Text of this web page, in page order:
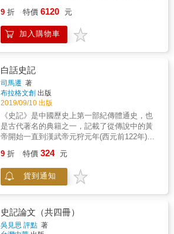
家」，共計有一百篇。內容記載上自西漢高祖
元年（前206年）至新朝地皇四年（23年）共
230年歷史。《漢書》語言莊嚴工整，多用排
傳體的斷代史均仿照其體例。 & 本書特色 & 1.
(即漢書)中國古代歷史著作，東漢班固所著，是
中國第一部紀傳體斷代史。 & 2. 《漢書》語言
莊嚴工整，多用排偶，遣辭造句典雅遠奧，與
《史記》平暢的口語化文字形成鮮明對照。此
書一出，後纂修紀傳體的斷代史均仿照其體
例。 &
9 折 特價 6120 元
加入購物車
白話史記
司馬遷 著
布拉格文創 出版
2019/09/10 出版
《史記》是中國歷史上第一部紀傳體通史，也
是古代著名的典籍之一，記載了從傳說中的黃
帝開始一直到漢武帝元狩元年(西元前122年)三
卷、列傳70卷、表10卷、書8卷，共130卷，52
萬6500餘字。作者司馬遷以其「究天人之際，
通古今之變，成一家之言」的史識，對後世史
優秀的文學著作。本書在保留原文的基礎上，
提供了簡潔易懂的翻譯和注釋，使讀者能夠消
除閱讀上的障礙，加深對原著的理解。
9 折 特價 324 元
貨到通知
史記論文（共四冊）
吳見思 評點 著